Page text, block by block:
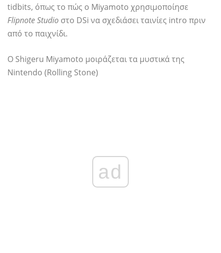
tidbits, όπως το πώς ο Miyamoto χρησιμοποίησε
Flipnote Studio στο DSi να σχεδιάσει ταινίες intro πριν
από το παιχνίδι.
Ο Shigeru Miyamoto μοιράζεται τα μυστικά της
Nintendo (Rolling Stone)
ad